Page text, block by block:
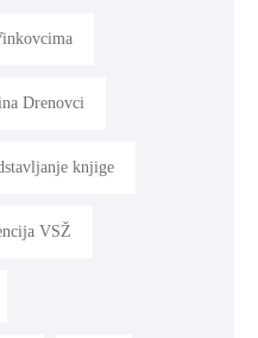
Drenovci
knjige
VSŽ